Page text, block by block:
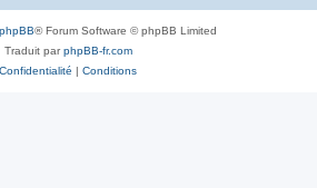
phpBB® Forum Software © phpBB Limited
Traduit parphpBB-fr.com
Confidentialité | Conditions